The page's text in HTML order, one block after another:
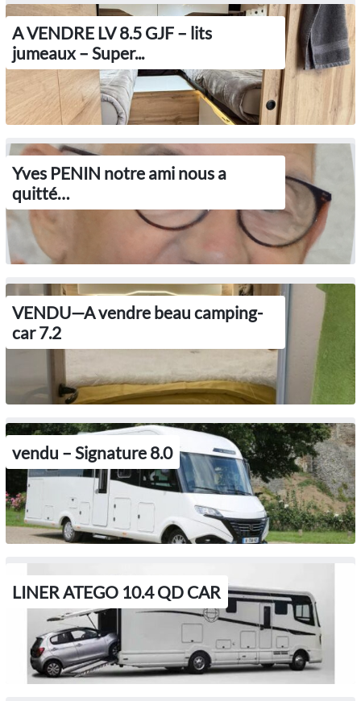
A VENDRE LV 8.5 GJF – lits
jumeaux – Super...
Yves PENIN notre ami nous a
quitté…
VENDU—A vendre beau camping-
car 7.2
vendu – Signature 8.0
LINER ATEGO 10.4 QD CAR